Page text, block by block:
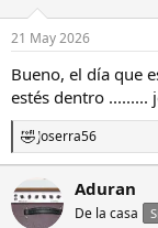
21 May 2026
Bueno, el día que
estés dentro .........
R
e
c
c
Joserra56
Aduran
De la casa